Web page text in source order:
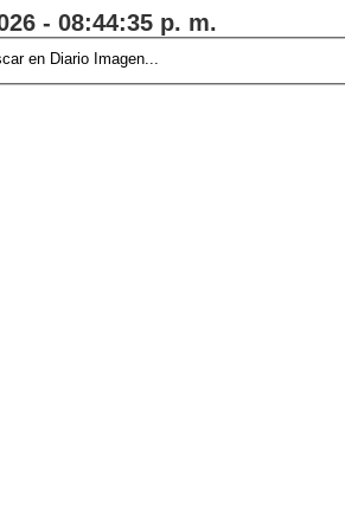
- 08:44:36 p. m.